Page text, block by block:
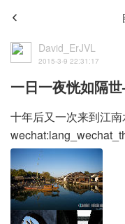
David_ErJVL
2015-3-9 22:31:17
一日一夜恍如隔
十年后又一次来到江